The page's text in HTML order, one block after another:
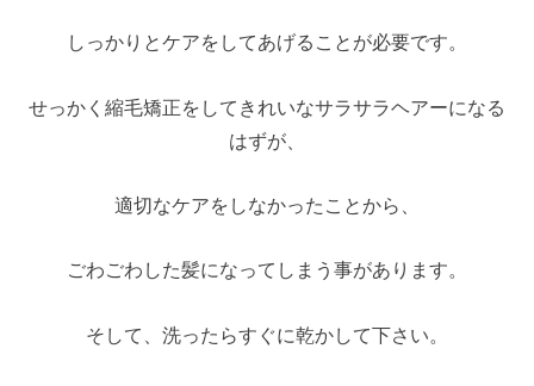
しっかりとケアをしてあげることが必要です。
せっかく縮毛矯正をしてきれいなサラサラヘアーになる
はずが、
適切なケアをしなかったことから、
ごわごわした髪になってしまう事があります。
そして、洗ったらすぐに乾かして下さい。